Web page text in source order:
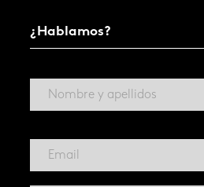
¿Hablamos?